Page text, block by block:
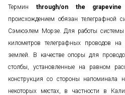
Термин through/on the grapevine
происхождением обязан телеграфной
Сэмюэлем Морзе. Для работы системы
километров телеграфных проводов
землей. В качестве опоры для
столбы, установленные на равном
конструкция со стороны напоминала
некоторых местах, в частности в